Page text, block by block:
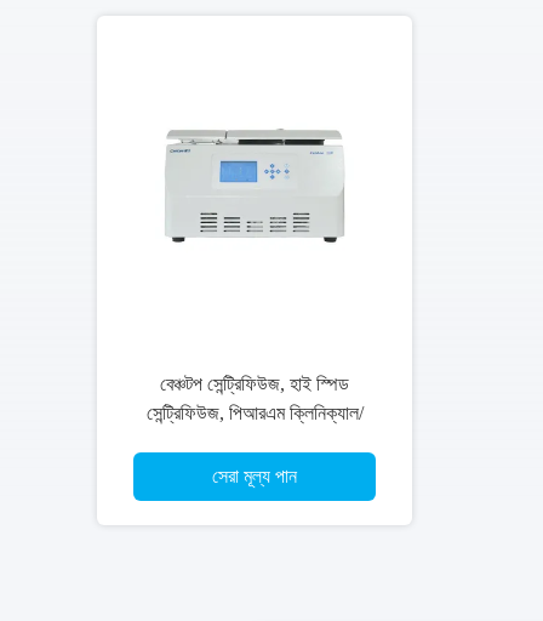
সেনলি বেঞ্চটপ হাই স্পিড সেন্ট্রিফিউজ, 65
ডিবি রেফ্রিজারেটেড ল্যাবরেটরি সেন্ট্রিফিউজ
সেরা মূল্য পান